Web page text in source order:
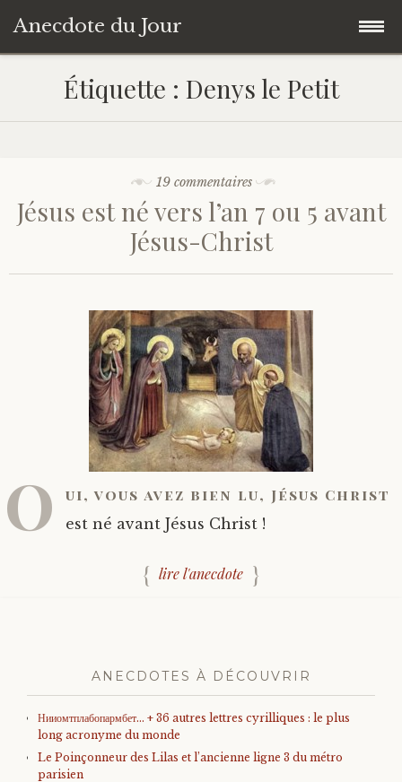
Anecdote du Jour
Accéder
contenu
Accueil
Livres de Culture Générale
À propos
Étiquette : Denys le Petit
19 commentaires
Jésus est né vers l’an 7 ou 5 avant
Jésus-Christ
O ui, vous avez bien lu, Jésus Christ
est né avant Jésus Christ !
lire l'anecdote
ANECDOTES À DÉCOUVRIR
Нииомтплабопармбет… + 36 autres lettres cyrilliques : le plus
long acronyme du monde
Le Poinçonneur des Lilas et l’ancienne ligne 3 du métro
parisien